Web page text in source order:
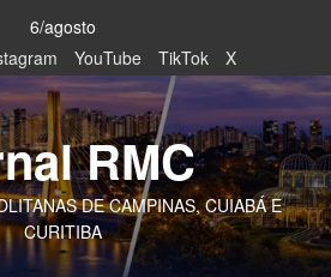
6/agosto
YouTube TikTok X
RMC
DE CAMPINAS, CUIABÁ E
CURITIBA